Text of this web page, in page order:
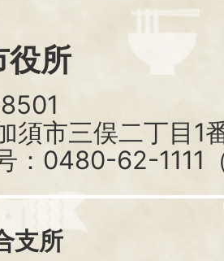
役所
須市三俣二丁目1
：0480-62-1111
支所